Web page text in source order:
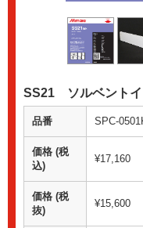
SS21 ソルベント
品番 SPC-
価格 (税
込)
¥17,160
価格 (税
抜)
¥15,600